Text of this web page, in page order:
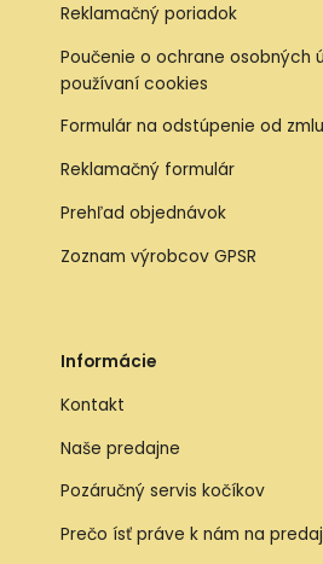
Reklamačný poriadok
Poučenie o ochrane osobných
používaní cookies
Formulár na odstúpenie od
Reklamačný formulár
Prehľad objednávok
Zoznam výrobcov GPSR
Informácie
Kontakt
Naše predajne
Pozáručný servis kočíkov
Prečo ísť práve k nám na